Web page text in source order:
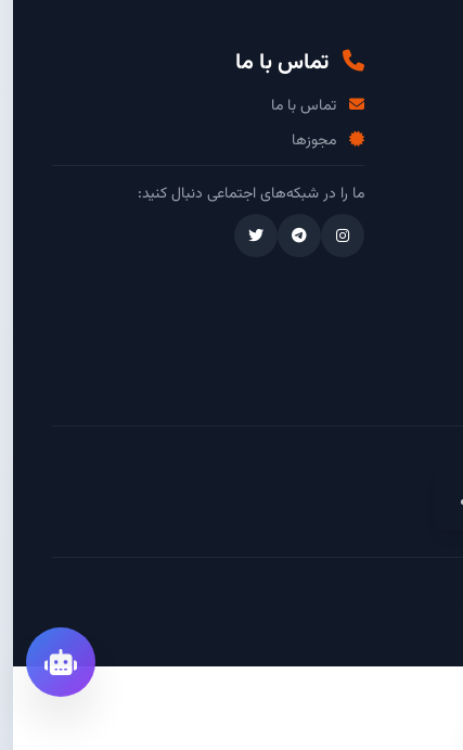
تماس با ما
تماس با ما
مجوزها
ما را در شبکه‌های اجتماعی دنبال کنید: